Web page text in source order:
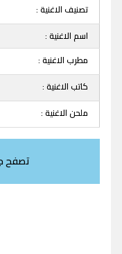
تصنيف الاغنية :
اسم الاغنية :
مطرب الاغنية :
كاتب الاغنية :
ملحن الاغنية :
تصفح